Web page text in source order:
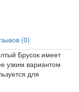
(0)
Брусок имеет
узким вариантом
для